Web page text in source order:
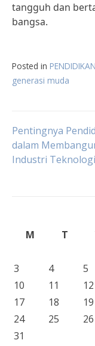
tangguh dan
bangsa.
Posted in PENDIDIKAN
generasi muda
Post
Pentingnya
dalam
Industri Teknologi
M
T
3
4 5
10
11 12
17
18 19
24
25 26
31